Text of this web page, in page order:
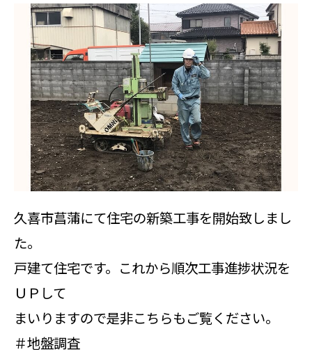
久喜市菖蒲にて住宅の新築工事を開始致しまし
た。
戸建て住宅です。これから順次工事進捗状況を
ＵＰして
まいりますので是非こちらもご覧ください。
＃地盤調査